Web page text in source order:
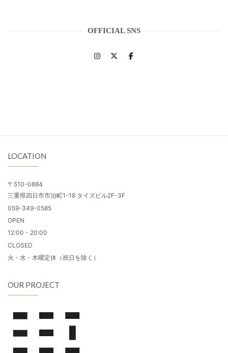
OFFICIAL SNS
LOCATION
〒510-0884
三重県四日市市泊町1-18 タイズビル2F-3F
059-349-0585
OPEN
12:00 - 20:00
CLOSED
火・水・木曜定休（祝日を除く）
OUR PROJECT